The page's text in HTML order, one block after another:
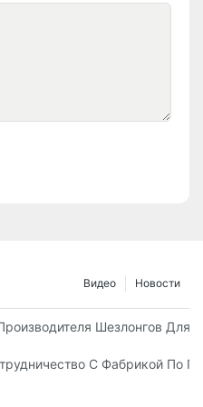
Новости
Видео
Шезлонгов Для
ВоздухеС Фабрикой По